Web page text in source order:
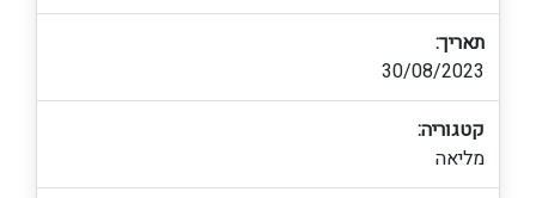
תאריך:
30/08/2023
קטגוריה:
מליאה